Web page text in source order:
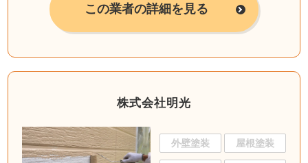
この業者の詳細を見る
株式会社明光
外壁塗装 屋根塗装